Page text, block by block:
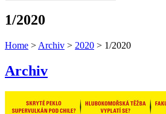
1/2020
Home > Archiv > 2020 > 1/2020
Archiv